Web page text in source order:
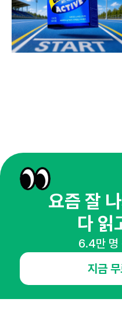
매주 화요일 아침,
마케팅 감각을 깨워 드
65,043명의 마케터를 성장시키는 뉴
뉴스레터 구독하기
요즘 잘
다 읽
6.4만 명
지금 무